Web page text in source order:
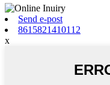
Send e-post
8615821410112
x